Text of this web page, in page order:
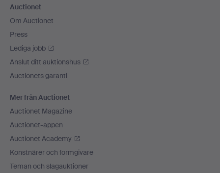
Auctionet
Om Auctionet
Press
Lediga jobb
Anslut ditt auktionshus
Auctionets garanti
Mer från Auctionet
Auctionet Magazine
Auctionet-appen
Auctionet Academy
Konstnärer och formgivare
Teman och slagauktioner